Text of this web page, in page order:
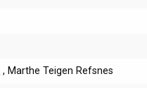
, Marthe Teigen Refsnes